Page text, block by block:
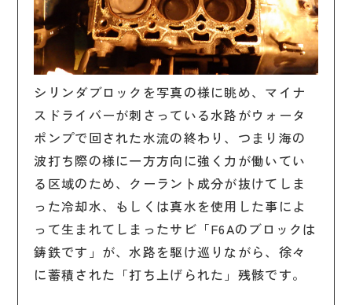
シリンダブロックを写真の様に眺め、マイナ
スドライバーが刺さっている水路がウォータ
ポンプで回された水流の終わり、つまり海の
波打ち際の様に一方方向に強く力が働いてい
る区域のため、クーラント成分が抜けてしま
った冷却水、もしくは真水を使用した事によ
って生まれてしまったサビ「F6Aのブロックは
鋳鉄です」が、水路を駆け巡りながら、徐々
に蓄積された「打ち上げられた」残骸です。